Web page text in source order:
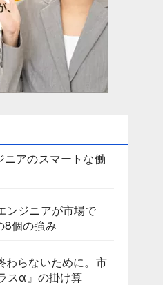
アのスマートな働
ンジニアが市場で
8個の強み
わらないために。市
スα』の掛け算